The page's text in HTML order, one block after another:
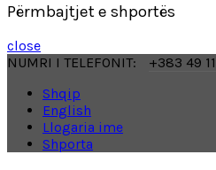
Përmbajtjet e shportës
close
NUMRI I TELEFONIT:
+383 49
Shqip
English
Llogaria ime
Shporta